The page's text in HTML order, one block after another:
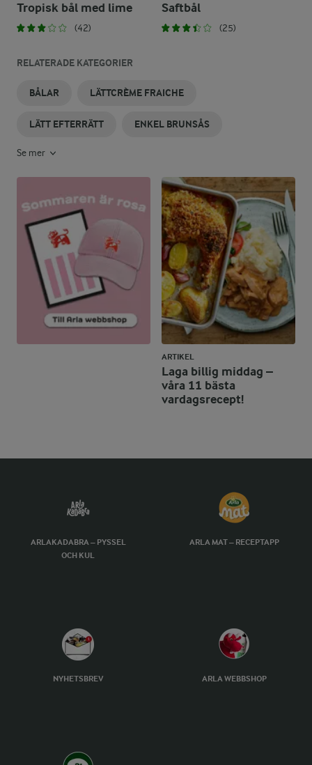
Tropisk bål med lime
(42)
Saftbål
(25)
RELATERADE KATEGORIER
BÅLAR LÄTTCRÈME FRAICHE
LÄTT EFTERRÄTT ENKEL BRUNSÅS
Se mer
ARTIKEL
Laga billig middag –
våra 11 bästa
vardagsrecept!
ARLAKADABRA – PYSSEL
OCH KUL
ARLA MAT – RECEPTAPP
NYHETSBREV ARLA WEBBSHOP